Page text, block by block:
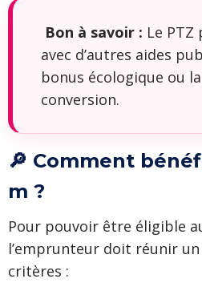
Bon à savoir : Le
avec d’autres aides
bonus écologique ou
conversion.
🔎 Comment
m ?
Pour pouvoir être éligible
l’emprunteur doit réunir
critères :